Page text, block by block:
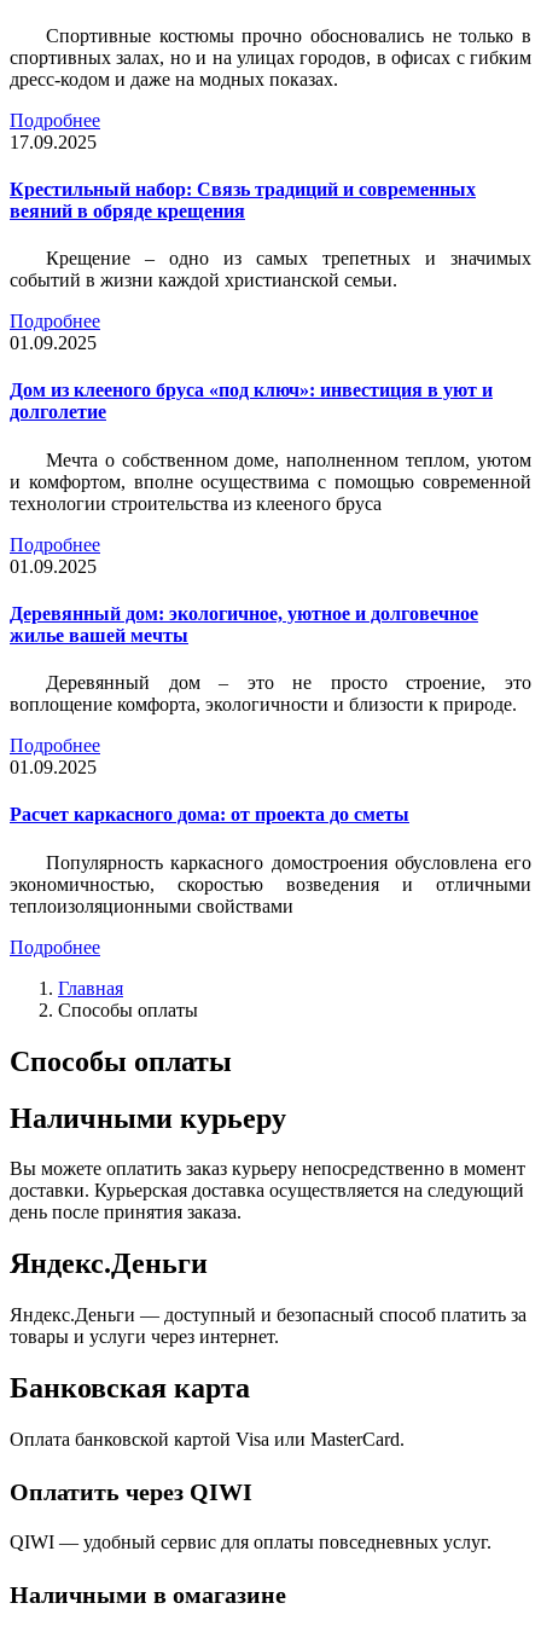
Спортивные костюмы прочно обосновались не только в
спортивных залах, но и на улицах городов, в офисах с гибким
дресс-кодом и даже на модных показах.
Подробнее
17.09.2025
Крестильный набор: Связь традиций и современных
веяний в обряде крещения
Крещение – одно из самых трепетных и значимых
событий в жизни каждой христианской семьи.
Подробнее
01.09.2025
Дом из клееного бруса «под ключ»: инвестиция в уют и
долголетие
Мечта о собственном доме, наполненном теплом, уютом
и комфортом, вполне осуществима с помощью современной
технологии строительства из клееного бруса
Подробнее
01.09.2025
Деревянный дом: экологичное, уютное и долговечное
жилье вашей мечты
Деревянный дом – это не просто строение, это
воплощение комфорта, экологичности и близости к природе.
Подробнее
01.09.2025
Расчет каркасного дома: от проекта до сметы
Популярность каркасного домостроения обусловлена его
экономичностью, скоростью возведения и отличными
теплоизоляционными свойствами
Подробнее
Главная
Способы оплаты
Способы оплаты
Наличными курьеру
Вы можете оплатить заказ курьеру непосредственно в момент
доставки. Курьерская доставка осуществляется на следующий
день после принятия заказа.
Яндекс.Деньги
Яндекс.Деньги — доступный и безопасный способ платить за
товары и услуги через интернет.
Банковская карта
Оплата банковской картой Visa или MasterCard.
Оплатить через QIWI
QIWI — удобный сервис для оплаты повседневных услуг.
Наличными в омагазине